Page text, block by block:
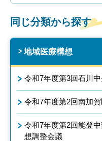
同じ分類から探す
地域医療構想
令和7年度第3回石川
令和7年度第2回南加
令和7年度第2回能登
想調整会議